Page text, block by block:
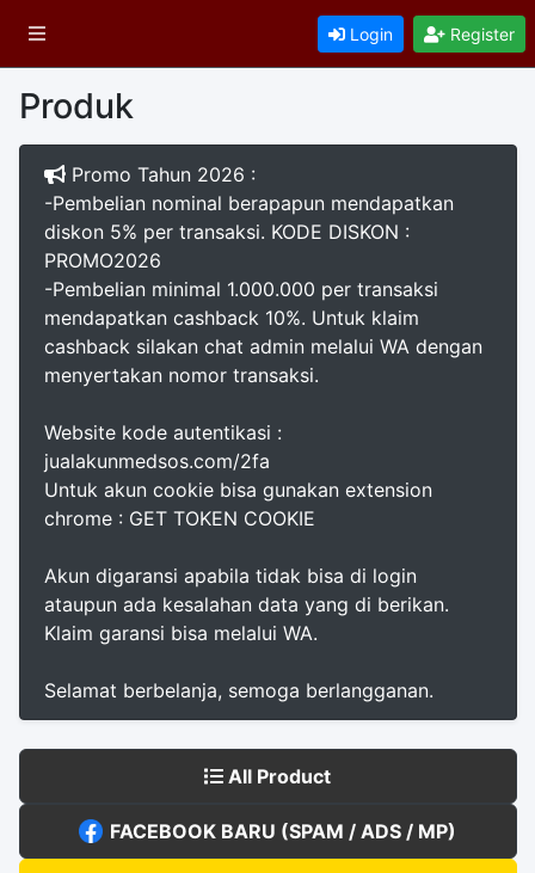
Login Register
Produk
Promo Tahun 2026 :
-Pembelian nominal berapapun mendapatkan
diskon 5% per transaksi. KODE DISKON :
PROMO2026
-Pembelian minimal 1.000.000 per transaksi
mendapatkan cashback 10%. Untuk klaim
cashback silakan chat admin melalui WA dengan
menyertakan nomor transaksi.
Website kode autentikasi :
jualakunmedsos.com/2fa
Untuk akun cookie bisa gunakan extension
chrome : GET TOKEN COOKIE
Akun digaransi apabila tidak bisa di login
ataupun ada kesalahan data yang di berikan.
Klaim garansi bisa melalui WA.
Selamat berbelanja, semoga berlangganan.
All Product
FACEBOOK BARU (SPAM / ADS / MP)